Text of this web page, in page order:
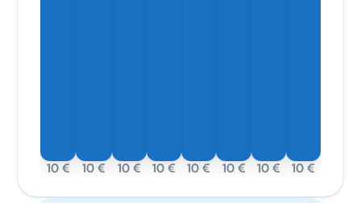
10 € 10 € 10 € 10 € 10 € 10 € 10 € 10 €